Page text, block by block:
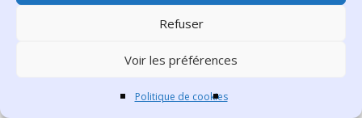
Refuser
Voir les préférences
Politique de cookies